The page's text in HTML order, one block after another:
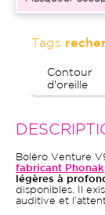
Tags
Contour
d'oreille
Boléro Venture
fabricant Phonak
légères à
disponibles. Il
auditive et